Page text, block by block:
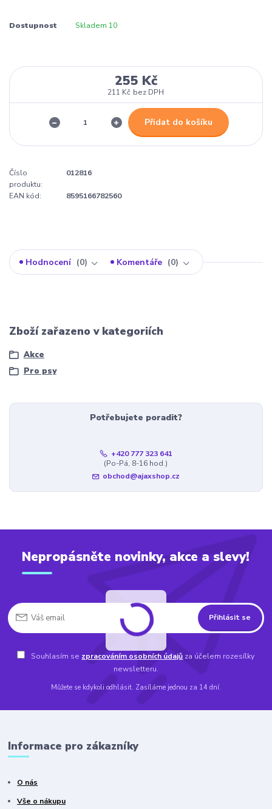
Dostupnost Skladem 10
255 Kč
211 Kč bez DPH
Přidat do košíku
Číslo
produktu:
012816
EAN kód: 8595166782560
Hodnocení 0 Komentáře 0
Zboží zařazeno v kategoriích
Akce
Pro psy
Potřebujete poradit?
+420 777 323 641
(Po-Pá, 8-16 hod.)
obchod@ajaxshop.cz
Nepropásněte novinky, akce a slevy!
Přihlásit se
Souhlasím se zpracováním osobních údajů za účelem rozesílky
newsletteru.
Můžete se kdykoli odhlásit. Zasíláme jednou za 14 dní.
Informace pro zákazníky
O nás
Vše o nákupu